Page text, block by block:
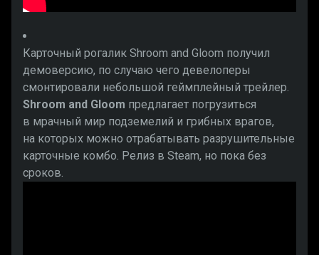
Карточный рогалик Shroom and Gloom получил
демоверсию, по случаю чего девелоперы
смонтировали небольшой геймплейный трейлер.
Shroom and Gloom предлагает погрузиться
в мрачный мир подземелий и грибных врагов,
на которых можно отрабатывать разрушительные
карточные комбо. Релиз в Steam, но пока без
сроков.